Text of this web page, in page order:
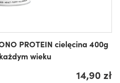
PROTEIN cielęcina 400g
wieku
14,90 zł